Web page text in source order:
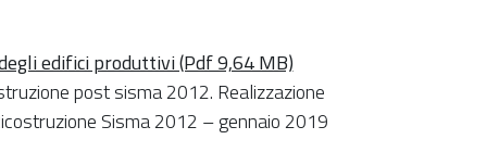
edifici produttivi (Pdf 9,64 MB)
post sisma 2012. Realizzazione
Sisma 2012 – gennaio 2019